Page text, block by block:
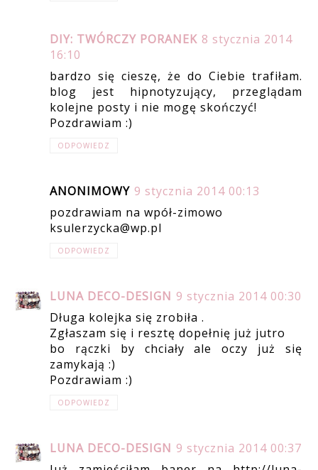
DIY: TWÓRCZY PORANEK 8 stycznia 2014
16:10
bardzo się cieszę, że do Ciebie trafiłam.
blog jest hipnotyzujący, przeglądam
kolejne posty i nie mogę skończyć!
Pozdrawiam :)
ODPOWIEDZ
ANONIMOWY 9 stycznia 2014 00:13
pozdrawiam na wpół-zimowo
ksulerzycka@wp.pl
ODPOWIEDZ
LUNA DECO-DESIGN 9 stycznia 2014 00:30
Długa kolejka się zrobiła .
Zgłaszam się i resztę dopełnię już jutro
bo rączki by chciały ale oczy już się
zamykają :)
Pozdrawiam :)
ODPOWIEDZ
LUNA DECO-DESIGN 9 stycznia 2014 00:37